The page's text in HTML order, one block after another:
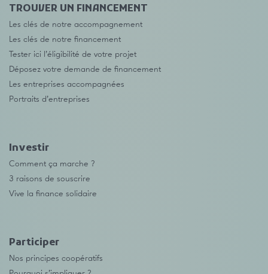
TROUVER UN FINANCEMENT
Les clés de notre accompagnement
Les clés de notre financement
Tester ici l’éligibilité de votre projet
Déposez votre demande de financement
Les entreprises accompagnées
Portraits d’entreprises
Investir
Comment ça marche ?
3 raisons de souscrire
Vive la finance solidaire
Participer
Nos principes coopératifs